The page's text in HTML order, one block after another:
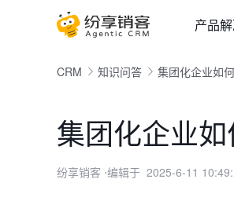
产品
CRM 知识问答 集团化企业如
集团化企业
纷享销客 ⋅编辑于 2025-6-11